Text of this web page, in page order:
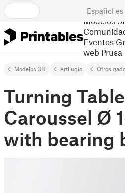
Español es
Modelos
Eventos
web Prusa
Modelos 3D Artilugio Otros
Turning
Caroussel Ø
with bearing